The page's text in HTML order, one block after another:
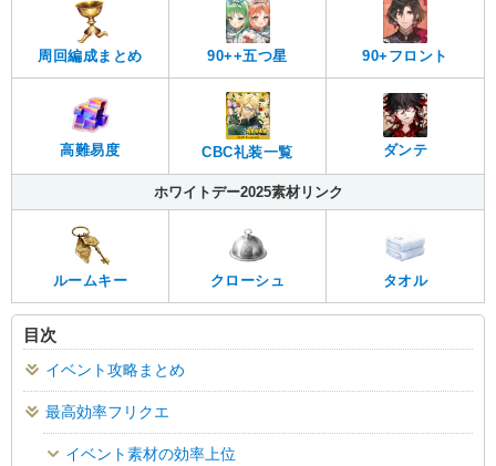
周回編成まとめ 90++五つ星 90+フロント
高難易度 CBC礼装一覧 ダンテ
ホワイトデー2025素材リンク
ルームキー クローシュ タオル
目次
イベント攻略まとめ
最高効率フリクエ
イベント素材の効率上位